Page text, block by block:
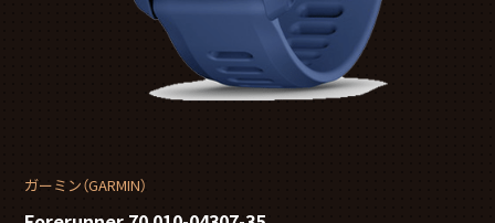
ガーミン（GARMIN）